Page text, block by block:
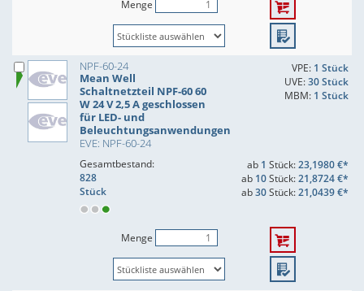
Menge
NPF-60-24
Mean Well
Schaltnetzteil NPF-60 60
W 24 V 2,5 A geschlossen
für LED- und
Beleuchtungsanwendungen
EVE: NPF-60-24
VPE: 1 Stück
UVE:30 Stück
MBM: 1 Stück
Gesamtbestand:
828
Stück
ab 1 Stück:23,1980 €*
ab 10Stück:21,8724 €*
ab30Stück:21,0439 €*
Menge